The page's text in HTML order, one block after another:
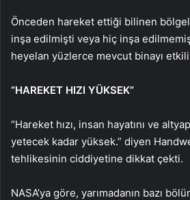
Önceden hareket ettiği bilinen
inşa edilmişti veya hiç inşa
heyelan yüzlerce mevcut binayı
“HAREKET HIZI YÜKSEK”
“Hareket hızı, insan hayatını ve
yetecek kadar yüksek.” diyen
tehlikesinin ciddiyetine dikkat çekti.
NASA’ya göre, yarımadanın bazı